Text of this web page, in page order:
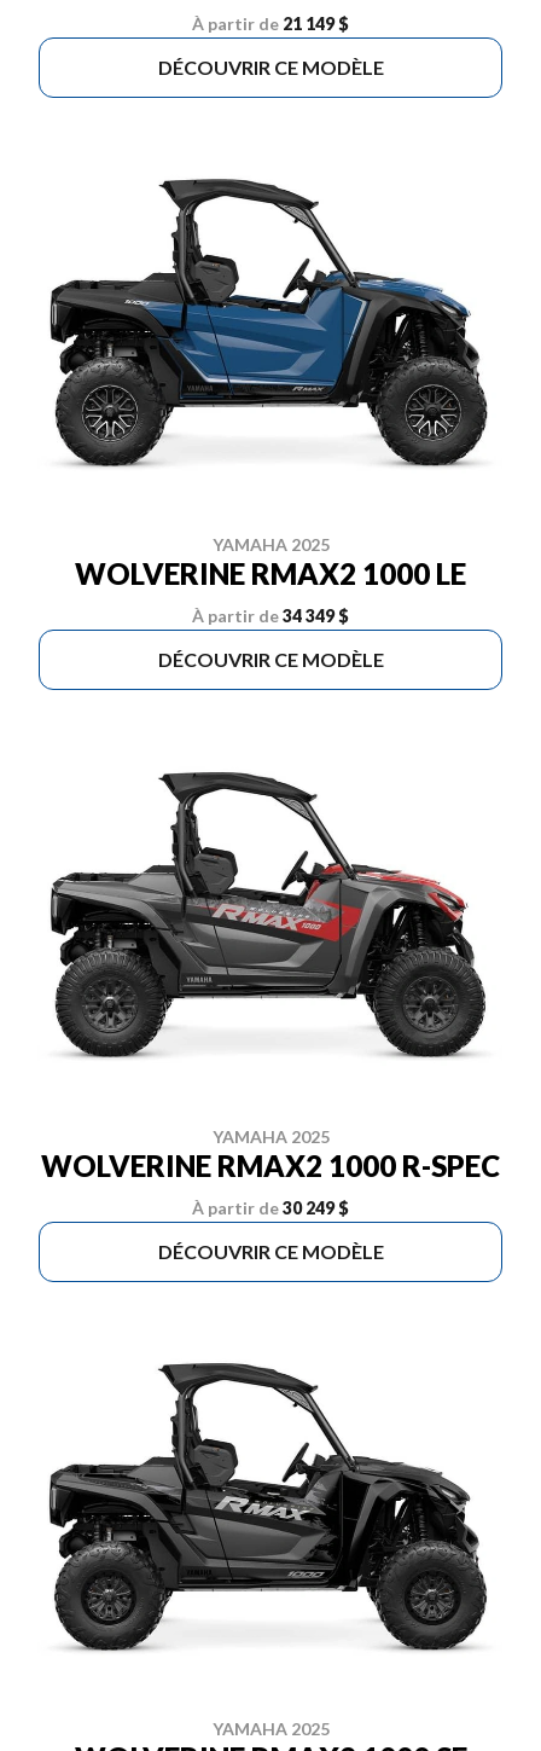
À partir de 21 149 $
DÉCOUVRIR CE MODÈLE
YAMAHA 2025
WOLVERINE RMAX2 1000 LE
À partir de34 349 $
DÉCOUVRIR CE MODÈLE
YAMAHA 2025
WOLVERINE RMAX2 1000 R-SPEC
À partir de30 249 $
DÉCOUVRIR CE MODÈLE
YAMAHA 2025